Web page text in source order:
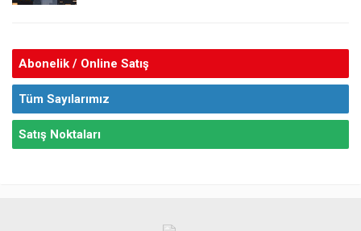
Abonelik / Online Satış
Tüm Sayılarımız
Satış Noktaları